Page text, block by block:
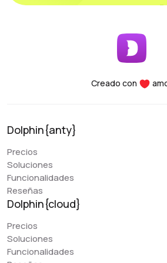
Interfaz fácil de usar: Es fácil
Seguridad: Puedes vincular tu
autenticación de dos factores y
Funcionalidad: Todos los
ordenador de sobremesa, este
siempre a tu disposición,
a cualquier hora del día.
Creado con
Dolphin{anty}
Precios
Soluciones
Funcionalidades
Reseñas
Dolphin{cloud}
Precios
Soluciones
Funcionalidades